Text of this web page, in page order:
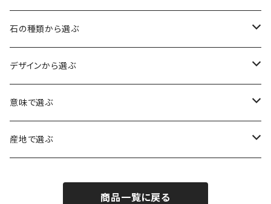
石の種類から選ぶ
水晶（クォーツ）
アイリスクォーツ（虹入り水晶）
ヒマラヤ水晶
ローズクォーツ（紅水晶）
アメジスト（紫水晶）
デザインから選ぶ
龍彫刻（水晶）
龍彫刻（オニキス）
意味で選ぶ
魔除け・厄除け
産地で選ぶ
商品一覧に戻る